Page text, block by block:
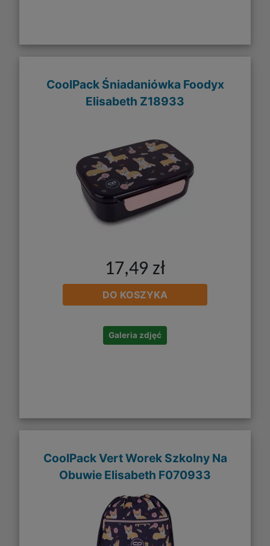
CoolPack Śniadaniówka Foodyx
Elisabeth Z18933
17,49 zł
DO KOSZYKA
Galeria zdjęć
CoolPack Vert Worek Szkolny Na
Obuwie Elisabeth F070933